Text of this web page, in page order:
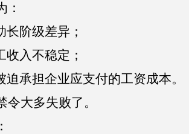
：
长阶级差异；
收入不稳定；
迫承担企业应支付的工资成本。
令大多失败了。